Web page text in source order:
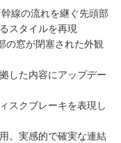
線の流れを継ぐ先頭部
スタイルを再現
の窓が閉塞された外観
した内容にアップデー
スクブレーキを表現し
。実感的で確実な連結